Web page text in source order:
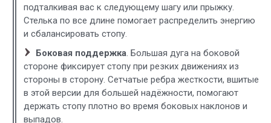
подталкивая вас к следующему шагу или прыжку.
Стелька по все длине помогает распределить энергию
и сбалансировать стопу.
Боковая поддержка. Большая дуга на боковой
стороне фиксирует стопу при резких движениях из
стороны в сторону. Сетчатые ребра жесткости, вшитые
в этой версии для большей надёжности, помогают
держать стопу плотно во время боковых наклонов и
выпадов.